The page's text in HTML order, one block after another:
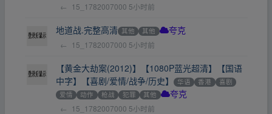
← 15_1782007000 5小时前
地道战.完整高清 其他 其他 夸克
← 15_1782007000 5小时前
【黄金大劫案(2012)】【1080P蓝光超清】【国语
中字】【喜剧/爱情/战争/历史】
华语 香港
喜剧
爱情
动作 枪战 犯罪 其他 夸克
← 15_1782007000 5小时前